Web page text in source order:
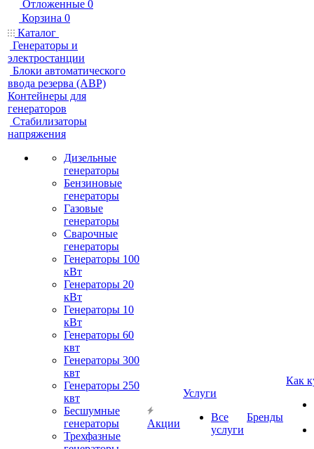
Отложенные 0
Корзина 0
Каталог
Генераторы и
электростанции
Блоки автоматического
ввода резерва (АВР)
Контейнеры для
генераторов
Стабилизаторы
напряжения
Дизельные
генераторы
Бензиновые
генераторы
Газовые
генераторы
Сварочные
генераторы
Генераторы 100
кВт
Генераторы 20
кВт
Генераторы 10
кВт
Генераторы 60
квт
Генераторы 300
квт
Генераторы 250
квт
Бесшумные
генераторы
Трехфазные
Акции
Услуги
Все
услуги
Бренды
Как